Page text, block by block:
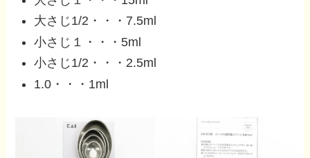
大さじ1/2・・・7.5ml
小さじ１・・・5ml
小さじ1/2・・・2.5ml
1.0・・・1ml